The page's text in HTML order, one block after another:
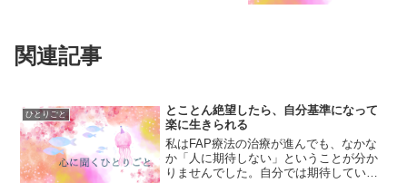
関連記事
ひとりごと
とことん絶望したら、自分基準になって
楽に生きられる
私はFAP療法の治療が進んでも、なかな
か「人に期待しない」ということが分か
りませんでした。自分では期待していな